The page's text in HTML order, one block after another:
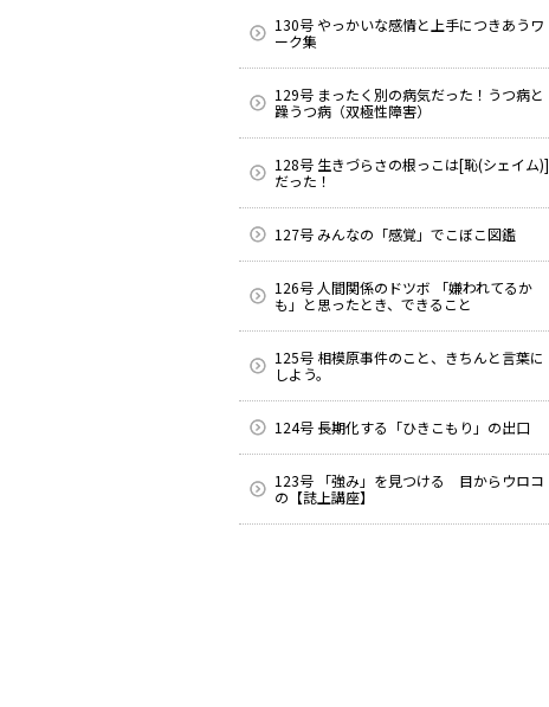
130号 やっかいな感情と上手につきあうワ
ーク集
129号 まったく別の病気だった！うつ病と
躁うつ病（双極性障害）
128号 生きづらさの根っこは[恥(シェイム)]
だった！
127号 みんなの「感覚」でこぼこ図鑑
126号 人間関係のドツボ 「嫌われてるか
も」と思ったとき、できること
125号 相模原事件のこと、きちんと言葉に
しよう。
124号 長期化する「ひきこもり」の出口
123号 「強み」を見つける 目からウロコ
の【誌上講座】